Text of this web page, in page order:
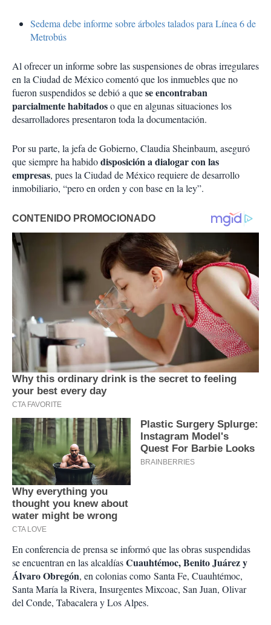
Sedema debe informe sobre árboles talados para Línea 6 de
Metrobús
Al ofrecer un informe sobre las suspensiones de obras irregulares
en la Ciudad de México comentó que los inmuebles que no
fueron suspendidos se debió a quese encontraban
parcialmente habitadoso que en algunas situaciones los
desarrolladores presentaron toda la documentación.
Por su parte, la jefa de Gobierno, Claudia Sheinbaum, aseguró
que siempre ha habidodisposición a dialogar con las
empresas, pues la Ciudad de México requiere de desarrollo
inmobiliario, “pero en orden y con base en la ley”.
En conferencia de prensa se informó que las obras suspendidas
se encuentran en las alcaldíasCuauhtémoc, Benito Juárez y
Álvaro Obregón, en colonias como Santa Fe, Cuauhtémoc,
Santa María la Rivera, Insurgentes Mixcoac, San Juan, Olivar
del Conde, Tabacalera y Los Alpes.